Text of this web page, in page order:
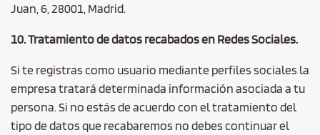
Juan, 6, 28001, Madrid.
10. Tratamiento de datos recabados en Redes Sociales.
Si te registras como usuario mediante perfiles sociales la
empresa tratará determinada información asociada a tu
persona. Si no estás de acuerdo con el tratamiento del
tipo de datos que recabaremos no debes continuar el